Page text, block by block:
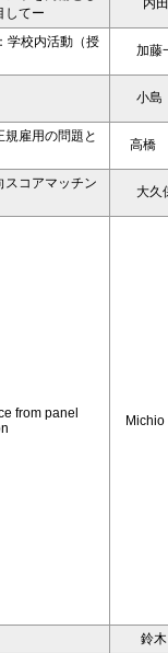
してー
内
学校内活動（授
加藤
小
雇用の問題と
高橋
コアマッチン
大久
from panel
Michio
鈴